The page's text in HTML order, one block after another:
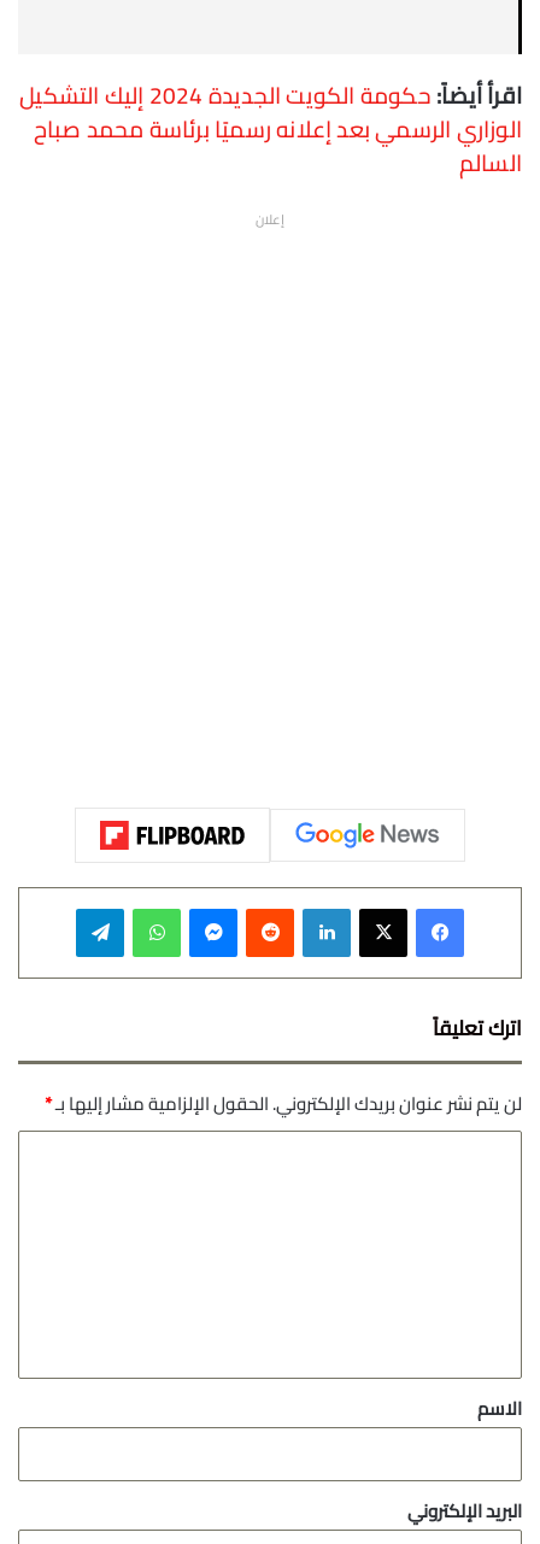
اقرأ أيضاً: حكومة الكويت الجديدة 2024 إليك التشكيل
الوزاري الرسمي بعد إعلانه رسميًا برئاسة محمد صباح
السالم
إعلان
فيسبوك ‫X لينكدإن واتساب
اترك تعليقاً
لن يتم نشر عنوان بريدك الإلكتروني.الحقول الإلزامية مشار إليها بـ*
*
الاسم
البريد الإلكتروني